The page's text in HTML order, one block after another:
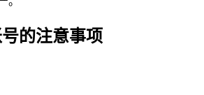
的注意事项